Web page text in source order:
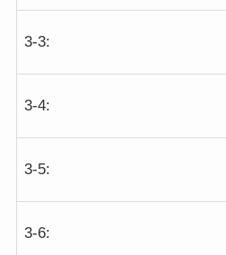
3-3:
3-4:
3-5:
3-6: